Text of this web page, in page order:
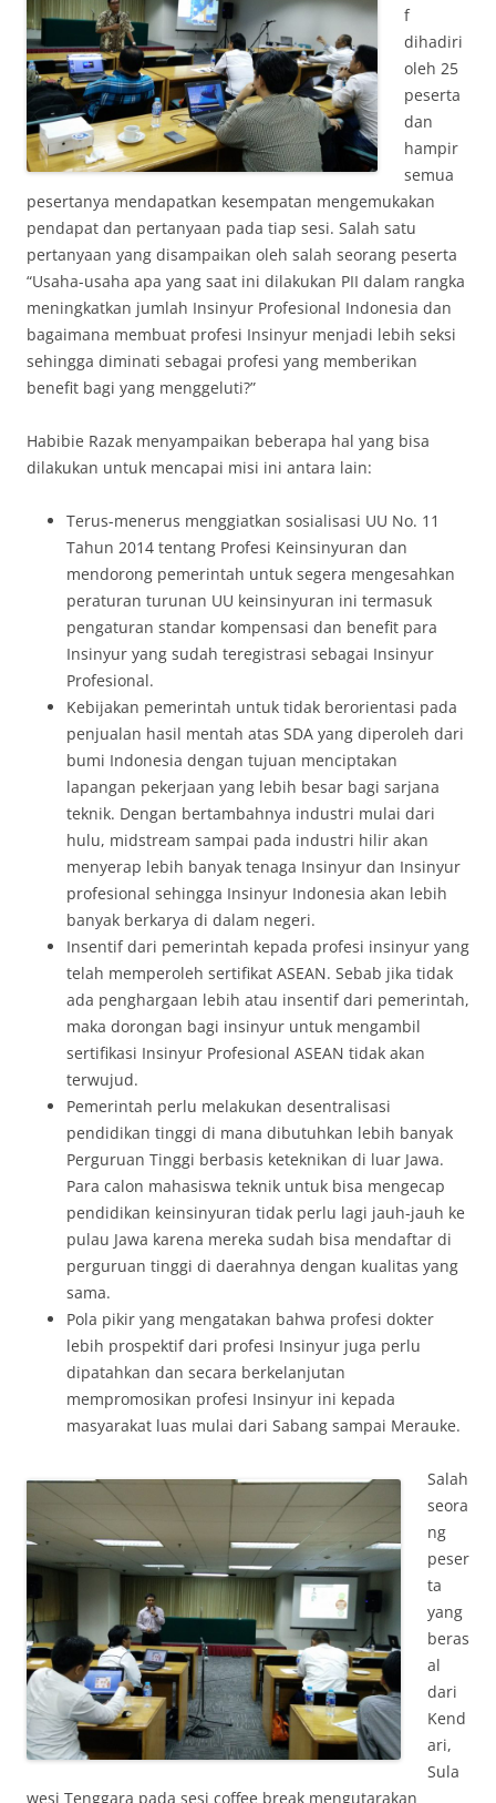
f
dihadiri
oleh 25
peserta
dan
hampir
semua
pesertanya mendapatkan kesempatan mengemukakan
pendapat dan pertanyaan pada tiap sesi. Salah satu
pertanyaan yang disampaikan oleh salah seorang peserta
“Usaha-usaha apa yang saat ini dilakukan PII dalam rangka
meningkatkan jumlah Insinyur Profesional Indonesia dan
bagaimana membuat profesi Insinyur menjadi lebih seksi
sehingga diminati sebagai profesi yang memberikan
benefit bagi yang menggeluti?”
Habibie Razak menyampaikan beberapa hal yang bisa
dilakukan untuk mencapai misi ini antara lain:
Terus-menerus menggiatkan sosialisasi UU No. 11
Tahun 2014 tentang Profesi Keinsinyuran dan
mendorong pemerintah untuk segera mengesahkan
peraturan turunan UU keinsinyuran ini termasuk
pengaturan standar kompensasi dan benefit para
Insinyur yang sudah teregistrasi sebagai Insinyur
Profesional.
Kebijakan pemerintah untuk tidak berorientasi pada
penjualan hasil mentah atas SDA yang diperoleh dari
bumi Indonesia dengan tujuan menciptakan
lapangan pekerjaan yang lebih besar bagi sarjana
teknik. Dengan bertambahnya industri mulai dari
hulu, midstream sampai pada industri hilir akan
menyerap lebih banyak tenaga Insinyur dan Insinyur
profesional sehingga Insinyur Indonesia akan lebih
banyak berkarya di dalam negeri.
Insentif dari pemerintah kepada profesi insinyur yang
telah memperoleh sertifikat ASEAN. Sebab jika tidak
ada penghargaan lebih atau insentif dari pemerintah,
maka dorongan bagi insinyur untuk mengambil
sertifikasi Insinyur Profesional ASEAN tidak akan
terwujud.
Pemerintah perlu melakukan desentralisasi
pendidikan tinggi di mana dibutuhkan lebih banyak
Perguruan Tinggi berbasis keteknikan di luar Jawa.
Para calon mahasiswa teknik untuk bisa mengecap
pendidikan keinsinyuran tidak perlu lagi jauh-jauh ke
pulau Jawa karena mereka sudah bisa mendaftar di
perguruan tinggi di daerahnya dengan kualitas yang
sama.
Pola pikir yang mengatakan bahwa profesi dokter
lebih prospektif dari profesi Insinyur juga perlu
dipatahkan dan secara berkelanjutan
mempromosikan profesi Insinyur ini kepada
masyarakat luas mulai dari Sabang sampai Merauke.
Salah
seora
ng
peser
ta
yang
beras
al
dari
Kend
ari,
Sula
wesi Tenggara pada sesi coffee break mengutarakan